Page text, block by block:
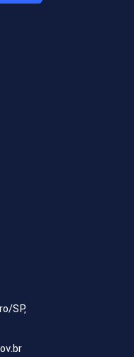
SP,